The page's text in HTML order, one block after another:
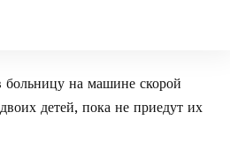
на машине скорой
детей, пока не приедут их